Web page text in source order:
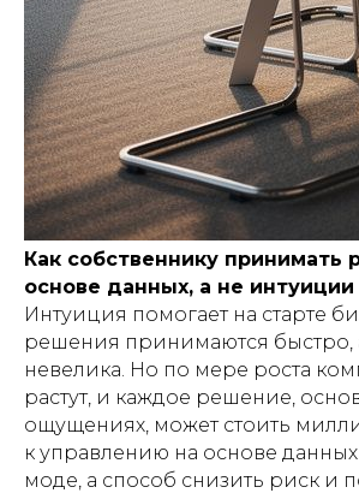
Как собственнику принимать
основе данных, а не интуиции
Интуиция помогает на старте
решения принимаются быстро,
невелика. Но по мере роста
растут, и каждое решение,
ощущениях, может стоить
к управлению на основе данных
моде, а способ снизить риск и